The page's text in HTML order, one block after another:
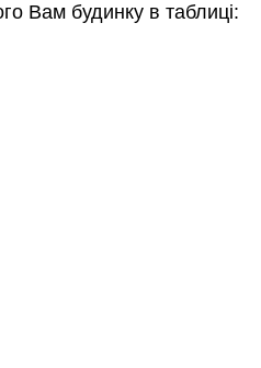
Вам будинку в таблиці: